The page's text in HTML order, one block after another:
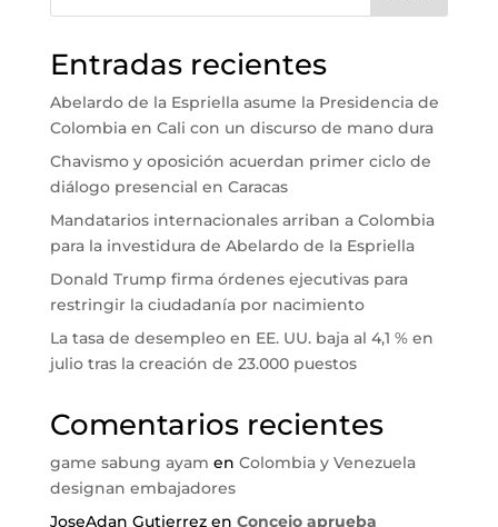
Entradas recientes
Abelardo de la Espriella asume la Presidencia de
Colombia en Cali con un discurso de mano dura
Chavismo y oposición acuerdan primer ciclo de
diálogo presencial en Caracas
Mandatarios internacionales arriban a Colombia
para la investidura de Abelardo de la Espriella
Donald Trump firma órdenes ejecutivas para
restringir la ciudadanía por nacimiento
La tasa de desempleo en EE. UU. baja al 4,1 % en
julio tras la creación de 23.000 puestos
Comentarios recientes
game sabung ayam en Colombia y Venezuela
designan embajadores
JoseAdan Gutierrezen Concejo aprueba